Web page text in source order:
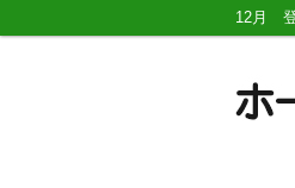
12月 登